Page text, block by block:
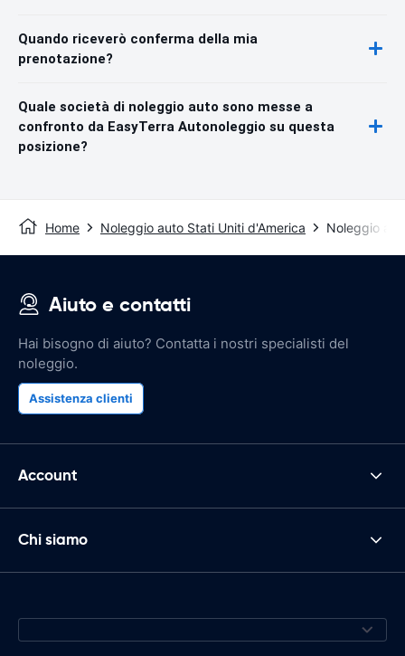
Quando riceverò conferma della mia
prenotazione?
Quale società di noleggio auto sono messe a
confronto da EasyTerra Autonoleggio su questa
posizione?
Home Noleggio auto Stati Uniti d'America Noleggio
Aiuto e contatti
Hai bisogno di aiuto? Contatta i nostri specialisti del
noleggio.
Assistenza clienti
Account
Chi siamo